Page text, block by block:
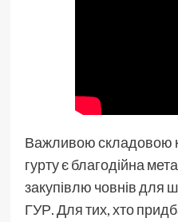
Важливою складовою
гурту є благодійна
закупівлю човнів для
ГУР. Для тих, хто